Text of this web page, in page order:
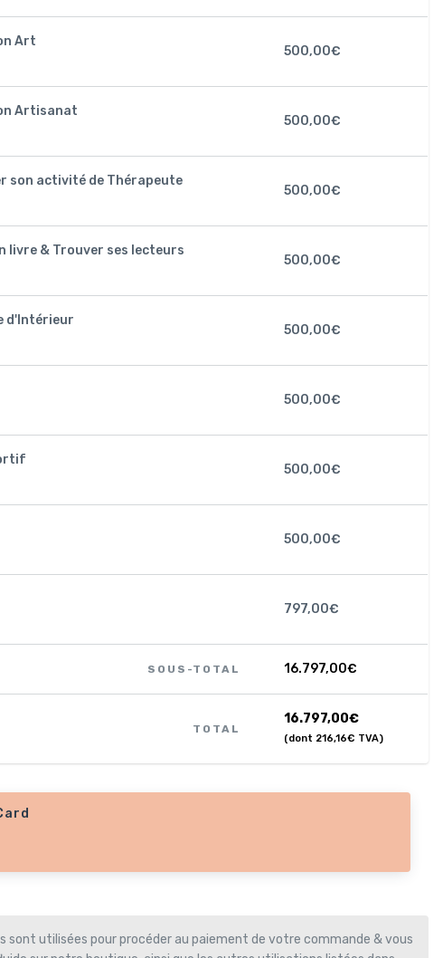
Art
500,00€
Artisanat
500,00€
son activité de Thérapeute
500,00€
livre & Trouver ses lecteurs
500,00€
d'Intérieur
500,00€
500,00€
500,00€
500,00€
797,00€
SOUS-TOTAL 16.797,00€
TOTAL
16.797,00€
(dont 216,16€ TVA)
sont utilisées pour procéder au paiement de votre commande & vous